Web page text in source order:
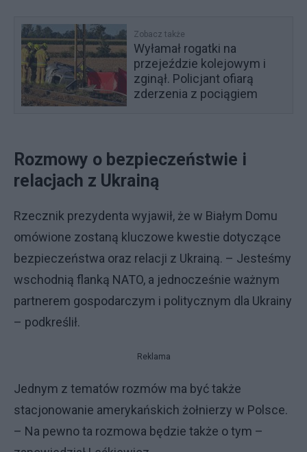
Zobacz także
Wyłamał rogatki na
przejeździe kolejowym i
zginął. Policjant ofiarą
zderzenia z pociągiem
Rozmowy o bezpieczeństwie i
relacjach z Ukrainą
Rzecznik prezydenta wyjawił, że w Białym Domu
omówione zostaną kluczowe kwestie dotyczące
bezpieczeństwa oraz relacji z Ukrainą. – Jesteśmy
wschodnią flanką NATO, a jednocześnie ważnym
partnerem gospodarczym i politycznym dla Ukrainy
– podkreślił.
Reklama
Jednym z tematów rozmów ma być także
stacjonowanie amerykańskich żołnierzy w Polsce.
– Na pewno ta rozmowa będzie także o tym –